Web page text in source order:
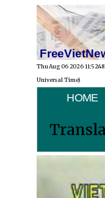
Thu Aug 06 2026
Universal Time)
HOME